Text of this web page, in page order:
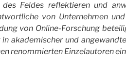
des Feldes reflektieren und
von Unternehmen
von Online-Forschung
in akademischer und
renommierten Einzelautoren